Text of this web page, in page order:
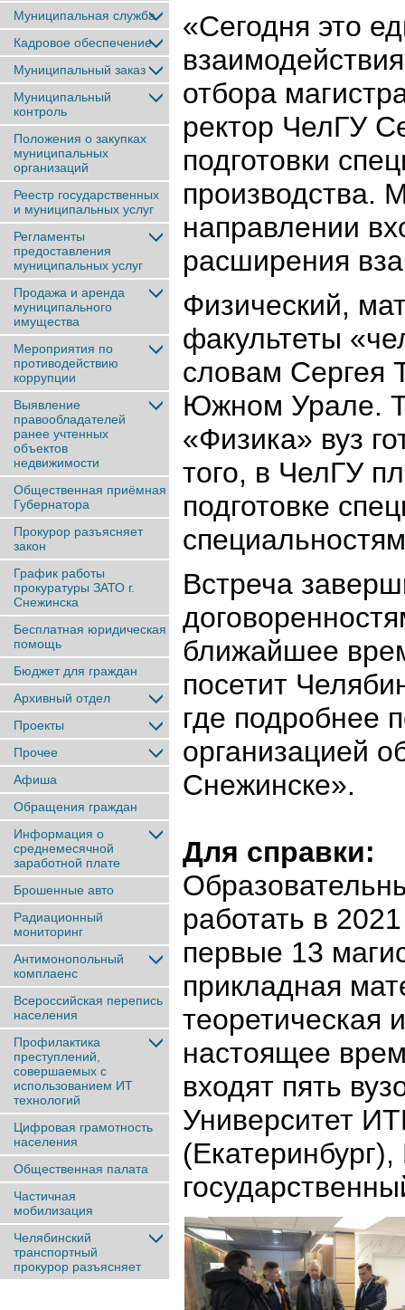
Муниципальная служба
Кадровое обеспечение
Муниципальный заказ
Муниципальный
контроль
Положения о закупках
муниципальных
организаций
Реестр государственных
и муниципальных услуг
Регламенты
предоставления
муниципальных услуг
Продажа и аренда
муниципального
имущества
Мероприятия по
противодействию
коррупции
Выявление
правообладателей
ранее учтенныx
объектов
недвижимости
Общественная приёмная
Губернатора
Прокурор разъясняет
закон
График работы
прокуратуры ЗАТО г.
Снежинска
Бесплатная юридическая
помощь
Бюджет для граждан
Архивный отдел
Проекты
Прочее
Афиша
Обращения граждан
Информация о
среднемесячной
заработной плате
Брошенные авто
Радиационный
мониторинг
Антимонопольный
комплаенс
Всероссийская перепись
населения
Профилактика
преступлений,
совершаемых с
использованием ИТ
технологий
Цифровая грамотность
населения
Общественная палата
Частичная
мобилизация
Челябинский
транспортный
прокурор разъясняет
«Сегодня это
отбора
ректор ЧелГУ
подготовки
производства.
направлении
расширения
Физический,
факультеты
словам Сергея
Южном Урале.
«Физика» вуз
того, в ЧелГУ
подготовке
Встреча
ближайшее
посетит
где подробнее
организацией
Снежинске».
Для справки:
работать в
первые 13
прикладная
теоретическая
настоящее
входят пять
Университет